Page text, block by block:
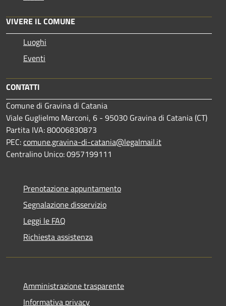
VIVERE IL COMUNE
Luoghi
Eventi
CONTATTI
Comune di Gravina di Catania
Viale Guglielmo Marconi, 6 - 95030 Gravina di Catania (CT)
Partita IVA: 80006830873
PEC:comune.gravina-di-catania@legalmail.it
Centralino Unico: 0957199111
Prenotazione appuntamento
Segnalazione disservizio
Leggi le FAQ
Richiesta assistenza
Amministrazione trasparente
Informativa privacy